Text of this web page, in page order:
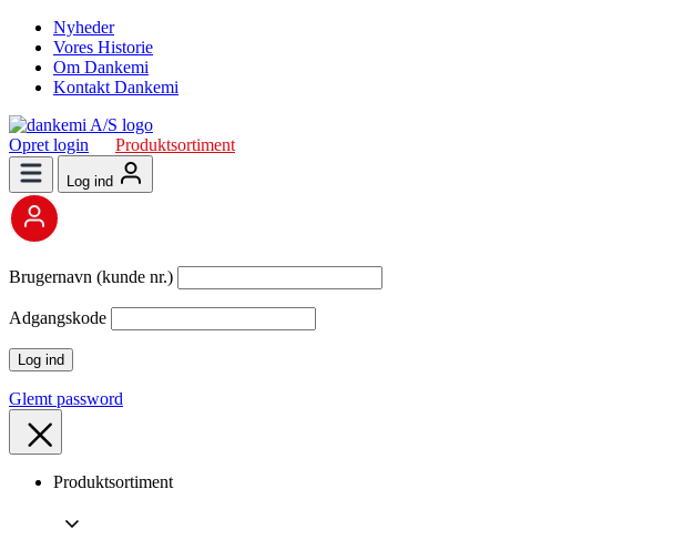
Nyheder
Vores Historie
Om Dankemi
Kontakt Dankemi
Opret login Produktsortiment
Log ind
Brugernavn (kunde nr.)
Adgangskode
Glemt password
Produktsortiment